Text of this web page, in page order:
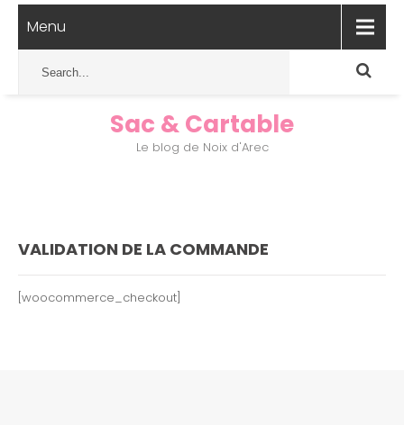
Menu
Sac & Cartable
Le blog de Noix d'Arec
VALIDATION DE LA COMMANDE
[woocommerce_checkout]